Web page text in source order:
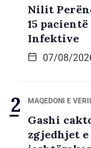
Nilit
15
Infektive
07/08/
MAQEDONI E
Gashi
zgjedhjet e